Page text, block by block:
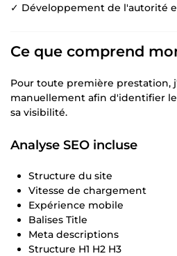
✓ Développement de l'autorité
Ce que comprend
Pour toute première prestation,
manuellement afin d'identifier
sa visibilité.
Analyse SEO incluse
Structure du site
Vitesse de chargement
Expérience mobile
Balises Title
Meta descriptions
Structure H1 H2 H3